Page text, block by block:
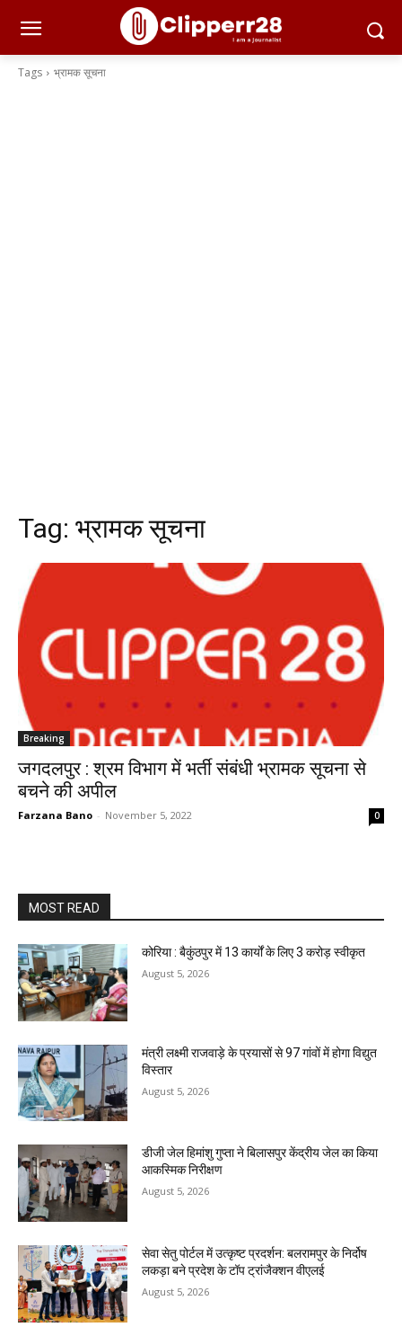
Tags भ्रामक सूचना
Tag: भ्रामक सूचना
Breaking
जगदलपुर : श्रम विभाग में भर्ती संबंधी भ्रामक सूचना से
बचने की अपील
Farzana Bano - November 5, 2022 0
MOST READ
कोरिया : बैकुंठपुर में 13 कार्यों के लिए 3 करोड़ स्वीकृत
August 5, 2026
मंत्री लक्ष्मी राजवाड़े के प्रयासों से 97 गांवों में होगा विद्युत
विस्तार
August 5, 2026
डीजी जेल हिमांशु गुप्ता ने बिलासपुर केंद्रीय जेल का किया
आकस्मिक निरीक्षण
August 5, 2026
सेवा सेतु पोर्टल में उत्कृष्ट प्रदर्शन: बलरामपुर के निर्दोष
लकड़ा बने प्रदेश के टॉप ट्रांजैक्शन वीएलई
August 5, 2026